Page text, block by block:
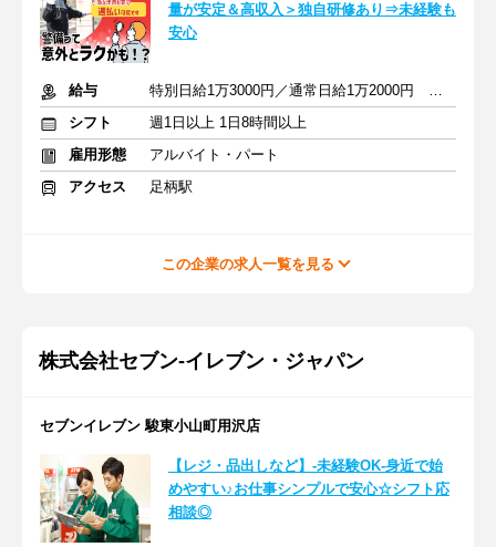
量が安定＆高収入＞独自研修あり⇒未経験も
安心
給与
特別日給1万3000円／通常日給1万2000円 （＋交通費全額支給）
シフト
週1日以上 1日8時間以上
雇用形態
アルバイト・パート
アクセス
足柄駅
この企業の求人一覧を見る
株式会社セブン-イレブン・ジャパン
セブンイレブン 駿東小山町用沢店
【レジ・品出しなど】-未経験OK-身近で始
めやすい♪お仕事シンプルで安心☆シフト応
相談◎